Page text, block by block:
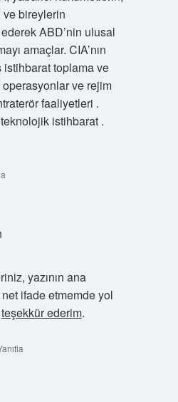
ve bireylerin
ABD’nin ulusal
amaçlar. CIA’nın
istihbarat toplama ve
ve rejim
faaliyetleri .
istihbarat .
yazının ana
ifade etmemde yol
teşekkür ederim.